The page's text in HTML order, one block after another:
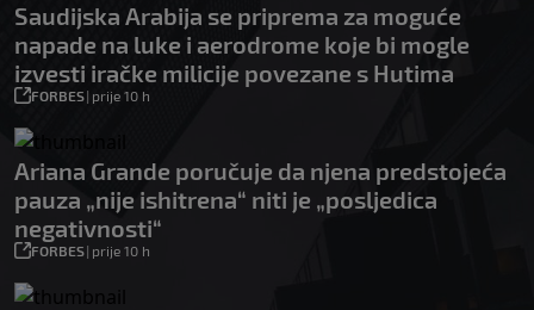
Saudijska Arabija se priprema za moguće
napade na luke i aerodrome koje bi mogle
izvesti iračke milicije povezane s Hutima
FORBES| prije 10 h
Ariana Grande poručuje da njena predstojeća
pauza „nije ishitrena“ niti je „posljedica
negativnosti“
FORBES| prije 10 h